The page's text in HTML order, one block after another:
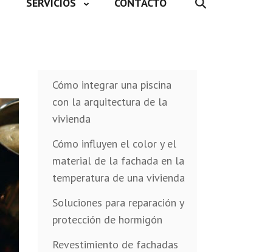
Cómo integrar una piscina
con la arquitectura de la
vivienda
Cómo influyen el color y el
material de la fachada en la
temperatura de una vivienda
Soluciones para reparación y
protección de hormigón
Revestimiento de fachadas